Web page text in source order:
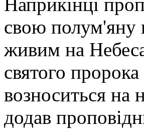
свою полум'яну
живим на
святого
возноситься на
додав